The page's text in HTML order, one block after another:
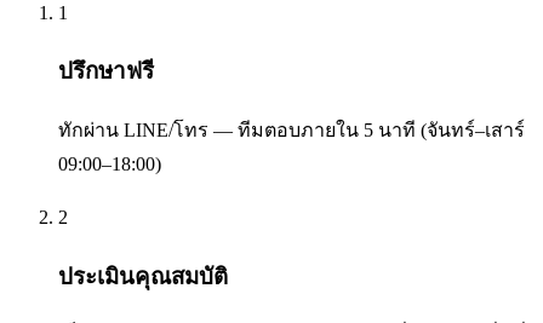
1
ปรึกษาฟรี
ทักผ่าน LINE/โทร — ทีมตอบภายใน 5 นาที (จันทร์–เสาร์
09:00–18:00)
2
ประเมินคุณสมบัติ